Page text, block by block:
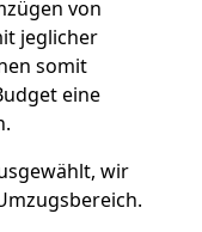
von
jeglicher
somit
eine
wir